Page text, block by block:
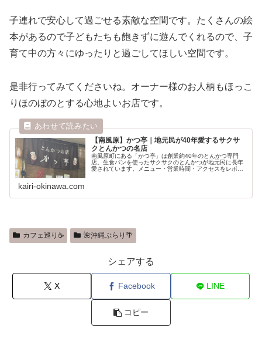
子連れで安心して過ごせる素敵な空間です。たくさんの絵
本があるので子どもたちも飽きずに遊んでくれるので、子
育て中の方々にゆったりと過ごしてほしい空間です。
是非行ってみてくださいね。オーナー様のお人柄もほっこ
りほのぼのとする心地よいお店です。
【南風原】かつ亭｜地元民が40年愛するサクサ
クとんかつの名店
南風原町にある「かつ亭」は創業約40年のとんかつ専門
店。生食パンを使ったサクサクのとんかつが地元民に長年
愛されています。メニュー・営業時間・アクセスをレポー
kairi-okinawa.com
カフェ巡り☕ 🌺沖縄ぶらり🌴
シェアする
X Facebook LINE
コピー